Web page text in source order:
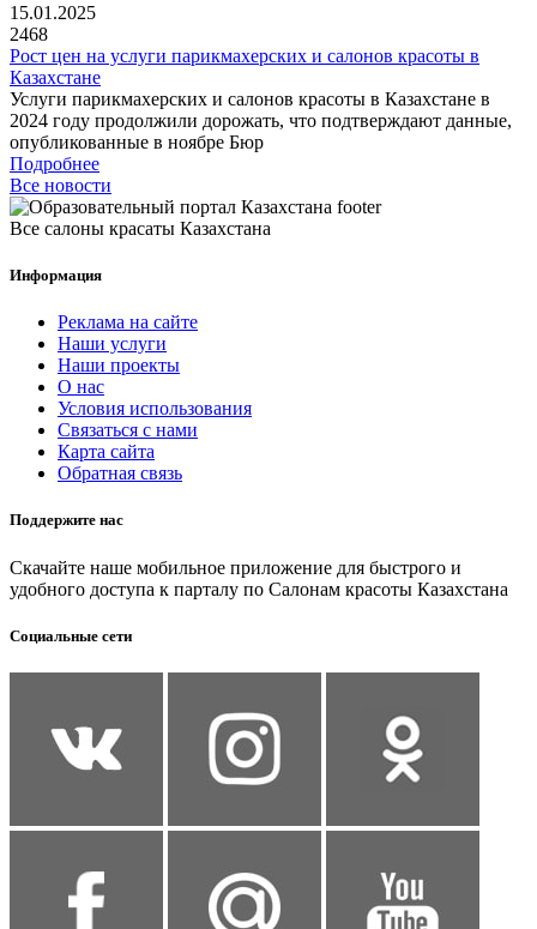
15.01.2025
2468
Рост цен на услуги парикмахерских и салонов красоты в
Казахстане
Услуги парикмахерских и салонов красоты в Казахстане в
2024 году продолжили дорожать, что подтверждают данные,
опубликованные в ноябре Бюр
Подробнее
Все новости
Все салоны красаты Казахстана
Информация
Реклама на сайте
Наши услуги
Наши проекты
О нас
Условия использования
Связаться с нами
Карта сайта
Обратная связь
Поддержите нас
Скачайте наше мобильное приложение для быстрого и
удобного доступа к парталу по Салонам красоты Казахстана
Социальные сети